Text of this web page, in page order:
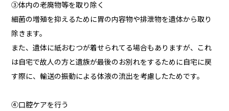
③体内の老廃物等を取り除く
細菌の増殖を抑えるために胃の内容物や排泄物を遺体から取り
除きます。
また、遺体に紙おむつが着せられてる場合もありますが、これ
は自宅で故人の方と遺族が最後のお別れをするために自宅に戻
す際に、輸送の振動による体液の流出を考慮したためです。
④口腔ケアを行う